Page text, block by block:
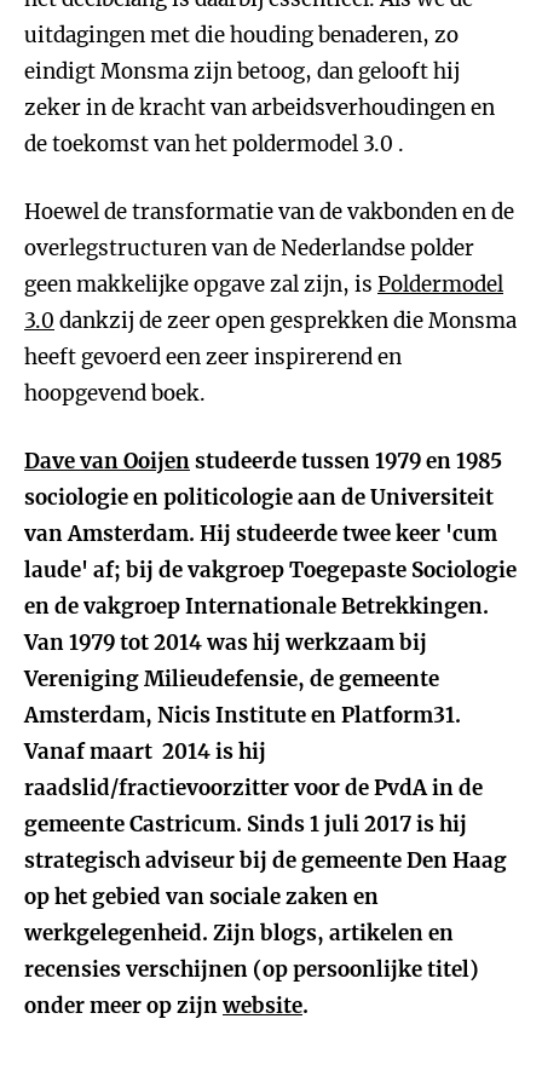
uitdagingen met die houding benaderen, zo
eindigt Monsma zijn betoog, dan gelooft hij
zeker in de kracht van arbeidsverhoudingen en
de toekomst van het poldermodel 3.0 .
Hoewel de transformatie van de vakbonden en de
overlegstructuren van de Nederlandse polder
geen makkelijke opgave zal zijn, is Poldermodel
3.0 dankzij de zeer open gesprekken die Monsma
heeft gevoerd een zeer inspirerend en
hoopgevend boek.
Dave van Ooijenstudeerde tussen 1979 en 1985
sociologie en politicologie aan de Universiteit
van Amsterdam. Hij studeerde twee keer 'cum
laude' af; bij de vakgroep Toegepaste Sociologie
en de vakgroep Internationale Betrekkingen.
Van 1979 tot 2014 was hij werkzaam bij
Vereniging Milieudefensie, de gemeente
Amsterdam, Nicis Institute en Platform31.
Vanaf maart 2014 is hij
raadslid/fractievoorzitter voor de PvdA in de
gemeente Castricum. Sinds 1 juli 2017 is hij
strategisch adviseur bij de gemeente Den Haag
op het gebied van sociale zaken en
werkgelegenheid. Zijn blogs, artikelen en
recensies verschijnen (op persoonlijke titel)
onder meer op zijnwebsite.